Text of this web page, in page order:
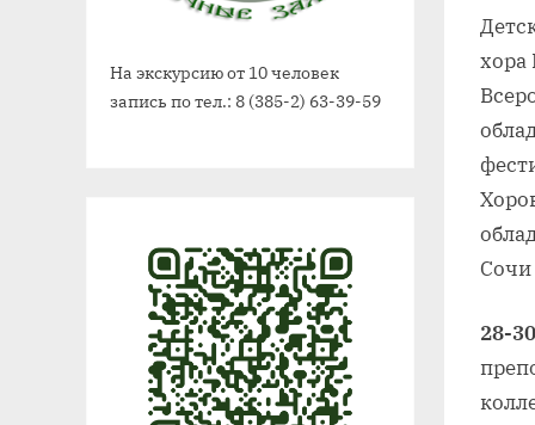
хора
Сочи
28-
На экскурсию от 10 человек
запись по тел.: 8 (385-2) 63-39-59